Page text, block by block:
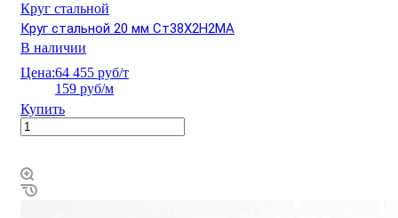
Круг стальной
Круг стальной 20 мм Ст38Х2Н2МА
В наличии
Цена:64 455 руб/т
159 руб/м
Купить